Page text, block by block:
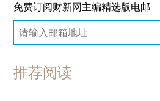
免费订阅财新网主编精选版电邮
推荐阅读